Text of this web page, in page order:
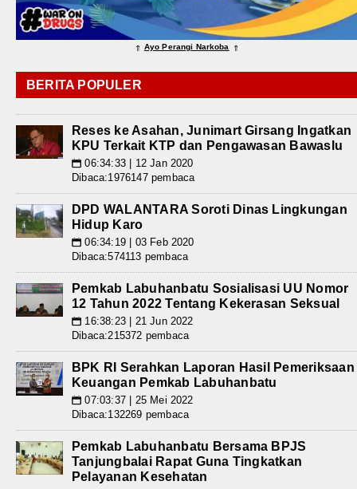
⇑ Ayo Perangi Narkoba ⇑
BERITA POPULER
Reses ke Asahan, Junimart Girsang Ingatkan
KPU Terkait KTP dan Pengawasan Bawaslu
📅 06:34:33 | 12 Jan 2020
Dibaca:1976147 pembaca
DPD WALANTARA Soroti Dinas Lingkungan
Hidup Karo
📅 06:34:19 | 03 Feb 2020
Dibaca:574113 pembaca
Pemkab Labuhanbatu Sosialisasi UU Nomor
12 Tahun 2022 Tentang Kekerasan Seksual
📅 16:38:23 | 21 Jun 2022
Dibaca:215372 pembaca
BPK RI Serahkan Laporan Hasil Pemeriksaan
Keuangan Pemkab Labuhanbatu
📅 07:03:37 | 25 Mei 2022
Dibaca:132269 pembaca
Pemkab Labuhanbatu Bersama BPJS
Tanjungbalai Rapat Guna Tingkatkan
Pelayanan Kesehatan